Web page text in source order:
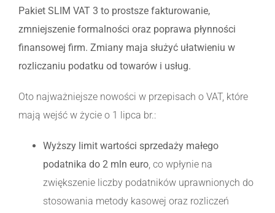
Pakiet SLIM VAT 3 to prostsze fakturowanie,
zmniejszenie formalności oraz poprawa płynności
finansowej firm. Zmiany maja służyć ułatwieniu w
rozliczaniu podatku od towarów i usług.
Oto najważniejsze nowości w przepisach o VAT, które
mają wejść w życie o 1 lipca br.:
Wyższy limit wartości sprzedaży małego
podatnika do 2 mln euro, co wpłynie na
zwiększenie liczby podatników uprawnionych do
stosowania metody kasowej oraz rozliczeń